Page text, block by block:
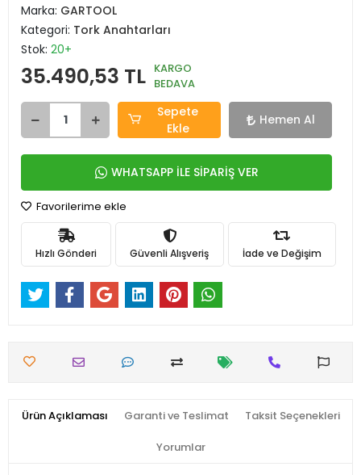
Marka: GARTOOL
Kategori: Tork Anahtarları
Stok: 20+
35.490,53 TL KARGO
BEDAVA
Sepete
Ekle
Hemen Al
WHATSAPP İLE SİPARİŞ VER
Favorilerime ekle
Hızlı Gönderi Güvenli Alışveriş İade ve Değişim
Ürün Açıklaması Garanti ve Teslimat Taksit Seçenekleri
Yorumlar